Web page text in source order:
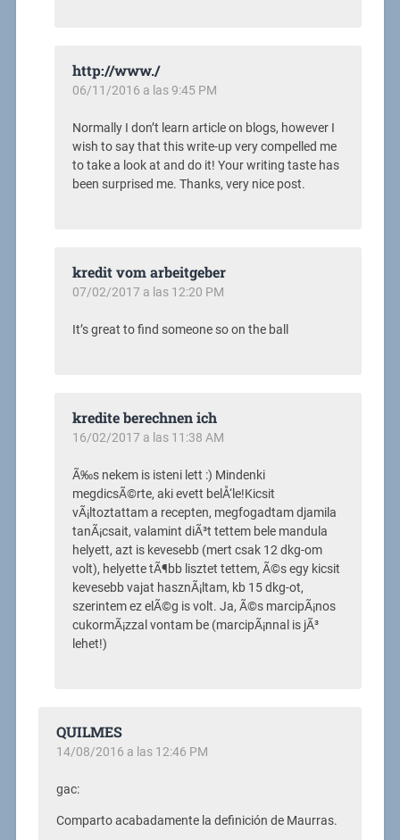
http://www./
06/11/2016 a las 9:45 PM
Normally I don’t learn article on blogs, however I
wish to say that this write-up very compelled me
to take a look at and do it! Your writing taste has
been surprised me. Thanks, very nice post.
kredit vom arbeitgeber
07/02/2017 a las 12:20 PM
It’s great to find someone so on the ball
kredite berechnen ich
16/02/2017 a las 11:38 AM
Ã‰s nekem is isteni lett :) Mindenki
megdicsÃ©rte, aki evett belÅ‘le!Kicsit
vÃ¡ltoztattam a recepten, megfogadtam djamila
tanÃ¡csait, valamint diÃ³t tettem bele mandula
helyett, azt is kevesebb (mert csak 12 dkg-om
volt), helyette tÃ¶bb lisztet tettem, Ã©s egy kicsit
kevesebb vajat hasznÃ¡ltam, kb 15 dkg-ot,
szerintem ez elÃ©g is volt. Ja, Ã©s marcipÃ¡nos
cukormÃ¡zzal vontam be (marcipÃ¡nnal is jÃ³
lehet!)
QUILMES
14/08/2016 a las 12:46 PM
gac:
Comparto acabadamente la definición de Maurras.